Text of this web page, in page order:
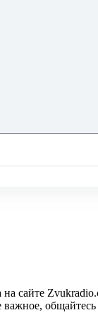
сайте
важное,